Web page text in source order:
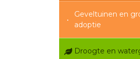
Geveltuinen en
adoptie
Droogte en